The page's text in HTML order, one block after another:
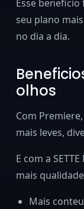
Esse
seu plano
no dia a dia.
olhos
Com
mais leves,
E com a
mais
Mais